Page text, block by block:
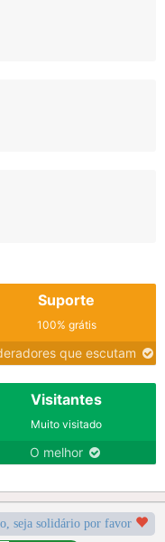
Suporte
100% grátis
que escutam
Visitantes
Muito visitado
O melhor
seja solidário por favor